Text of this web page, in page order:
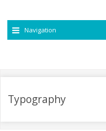
Navigation
Typography